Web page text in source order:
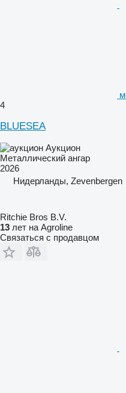
4
BLUESEA
Аукцион
Металлический ангар
2026
Нидерланды, Zevenbergen
Ritchie Bros B.V.
13 лет на Agroline
Связаться с продавцом